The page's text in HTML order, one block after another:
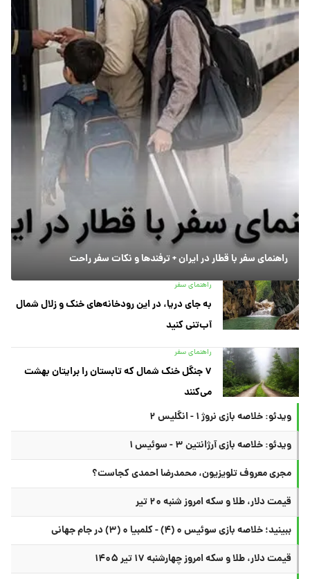
راهنمای سفر با قطار در ایران + ترفندها و نکات سفر راحت
راهنمای سفر
به جای دریا، در این رودخانه‌های خنک و زلال شمال
آب‌تنی کنید
راهنمای سفر
۷ جنگل خنک شمال که تابستان را برایتان بهشت
می‌کنند
ویدئو: خلاصه بازی نروژ ۱ - انگلیس ۲
ویدئو: خلاصه بازی آرژانتین ۳ - سوئیس ۱
مجری معروف تلویزیون، محمدرضا احمدی کجاست؟
قیمت دلار، طلا و سکه امروز شنبه ۲۰ تیر
ببینید؛ خلاصه بازی سوئیس ۰ (۴) - کلمبیا ۰ (۳) در جام جهانی
قیمت دلار، طلا و سکه امروز چهارشنبه ۱۷ تیر ۱۴۰۵